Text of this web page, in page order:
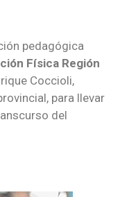
pedagógica
Física Región
Coccioli,
para llevar
del